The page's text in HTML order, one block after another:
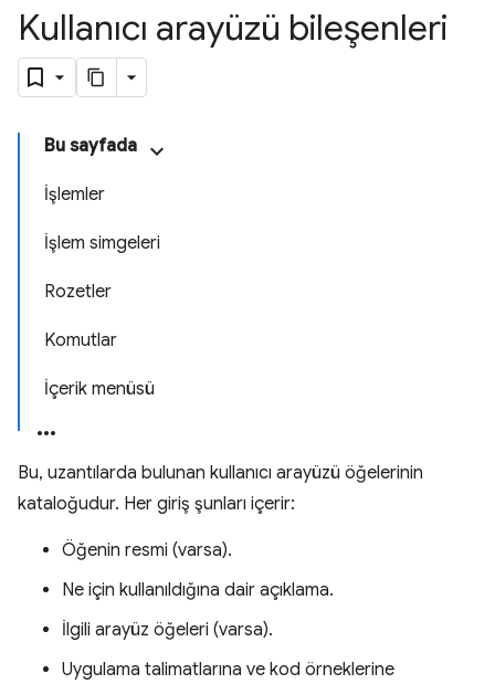
Kullanıcı arayüzü bileşenleri
Bu sayfada
İşlemler
İşlem simgeleri
Rozetler
Komutlar
İçerik menüsü
Bu, uzantılarda bulunan kullanıcı arayüzü öğelerinin
kataloğudur. Her giriş şunları içerir:
Öğenin resmi (varsa).
Ne için kullanıldığına dair açıklama.
İlgili arayüz öğeleri (varsa).
Uygulama talimatlarına ve kod örneklerine